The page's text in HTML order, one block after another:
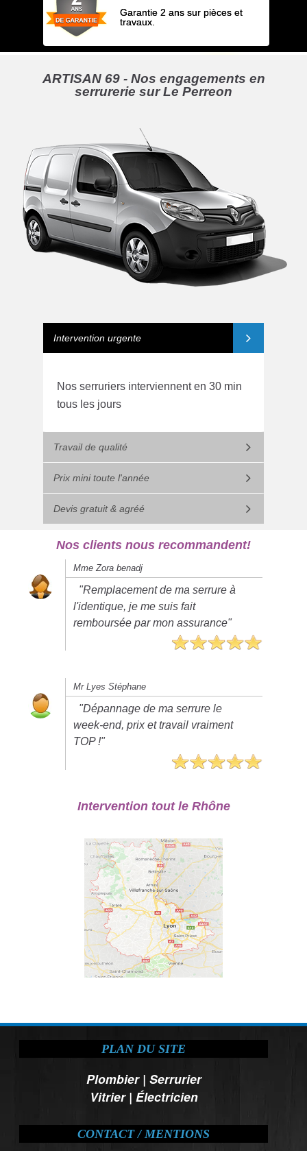
Garantie 2 ans sur pièces et
travaux.
ARTISAN 69 - Nos engagements en
serrurerie sur Le Perreon
Intervention urgente
Nos serruriers interviennent en 30 min
tous les jours
Travail de qualité
Prix mini toute l'année
Devis gratuit & agréé
Nos clients nous recommandent!
Mme Zora benadj
"Remplacement de ma serrure à
l'identique, je me suis fait
remboursée par mon assurance"
Mr Lyes Stéphane
"Dépannage de ma serrure le
week-end, prix et travail vraiment
TOP !"
Intervention tout le Rhône
PLAN DU SITE
Plombier| Serrurier
Vitrier| Électricien
CONTACT / MENTIONS